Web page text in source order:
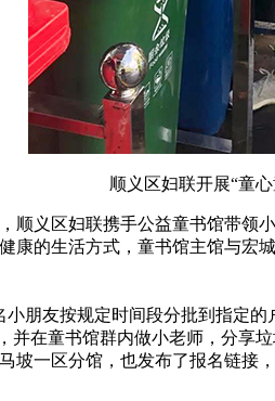
顺义区妇联开展“童
义区妇联携手公益童书馆带领小
康的生活方式，童书馆主馆与宏
朋友按规定时间段分批到指定的
并在童书馆群内做小老师，分享垃
一区分馆，也发布了报名链接